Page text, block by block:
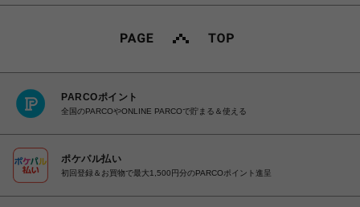
PARCOポイント
全国のPARCOやONLINE PARCOで貯まる＆使える
ポケパル払い
初回登録＆お買物で最大1,500円分のPARCOポイント進呈